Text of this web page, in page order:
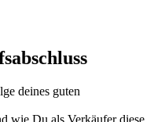
deines guten
wie Du als Verkäufer diese